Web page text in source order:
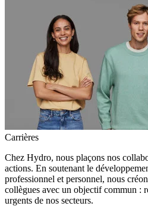
Carrières
Chez Hydro, nous plaçons nos
actions. En soutenant le
professionnel et personnel, nous
collègues avec un objectif commun :
urgents de nos secteurs.